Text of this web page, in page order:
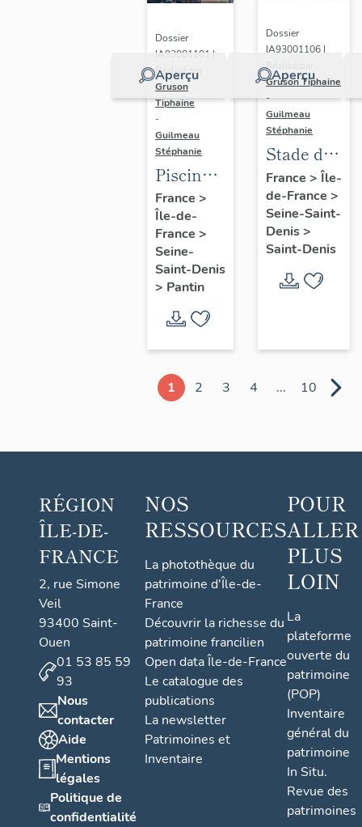
Aperçu
Dossier
IA93001101 |
Réalisé par
Gruson
Tiphaine
-
Guilmeau
Stéphanie
Piscine
Leclerc,
actuellement
piscine
Alice-
Milliat
France >
Île-de-
France >
Seine-
Saint-Denis
> Pantin
Aperçu
Dossier
IA93001106 |
Réalisé par
Gruson Tiphaine
-
Guilmeau
Stéphanie
Stade de
France
France > Île-
de-France >
Seine-Saint-
Denis>
Saint-Denis
1 2 3 4 ... 10
RÉGION
ÎLE-DE-
FRANCE
2, rue Simone
Veil
93400 Saint-
Ouen
01 53 85 59
93
Nous
contacter
Aide
Mentions
légales
Politique de
confidentialité
NOS
RESSOURCES
La photothèque du
patrimoine d'Île-de-
France
Découvrir la richesse du
patrimoine francilien
Open data Île-de-France
Le catalogue des
publications
La newsletter
Patrimoines et
Inventaire
POUR
ALLER
PLUS
LOIN
La
plateforme
ouverte du
patrimoine
(POP)
Inventaire
général du
patrimoine
In Situ.
Revue des
patrimoines